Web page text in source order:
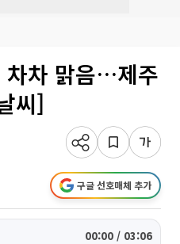
차차 맑음…제주
씨]
구글 선호매체 추가
00:00 / 03:06